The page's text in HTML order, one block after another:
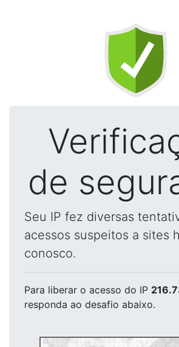
de
Seu IP fez diversas
acessos suspeitos a sites
conosco.
Para liberar o acesso do IP
responda ao desafio abaixo.